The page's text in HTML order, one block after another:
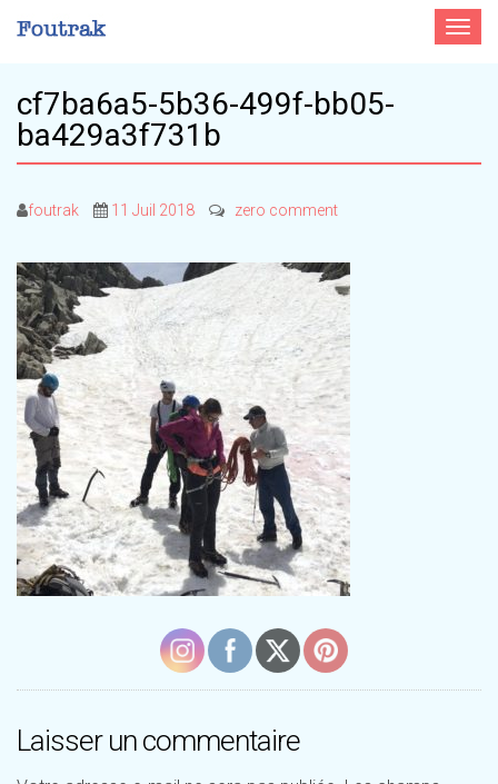
Toggle
cf7ba6a5-5b36-499f-bb05-
ba429a3f731b
foutrak 11 Juil 2018 zero comment
Laisser un commentaire